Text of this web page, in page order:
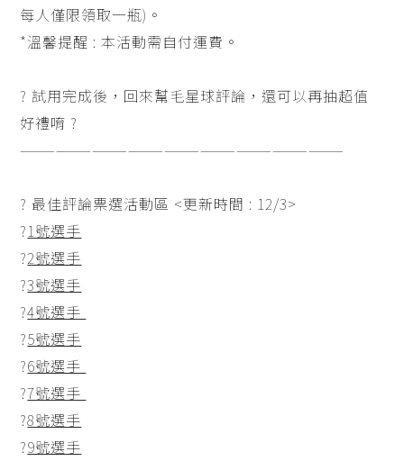
每人僅限領取一瓶)。
*溫馨提醒 : 本活動需自付運費。
? 試用完成後，回來幫毛星球評論，還可以再抽超值
好禮唷 ?
———————————————————————————
? 最佳評論票選活動區 <更新時間 : 12/3>
?1號選手
?2號選手
?3號選手
?4號選手
?5號選手
?6號選手
?7號選手
?8號選手
?9號選手